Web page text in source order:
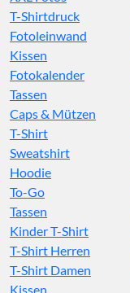
T-Shirtdruck
Fotoleinwand
Kissen
Fotokalender
Tassen
Caps & Mützen
T-Shirt
Sweatshirt
Hoodie
To-Go
Tassen
Kinder T-Shirt
T-Shirt Herren
T-Shirt Damen
Kissen